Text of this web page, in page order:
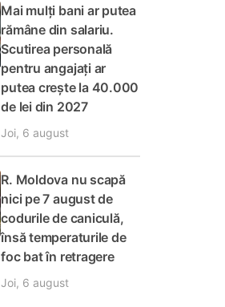
Mai mulți bani ar putea
rămâne din salariu.
Scutirea personală
pentru angajați ar
putea crește la 40.000
de lei din 2027
Joi, 6 august
R. Moldova nu scapă
nici pe 7 august de
codurile de caniculă,
însă temperaturile de
foc bat în retragere
Joi, 6 august